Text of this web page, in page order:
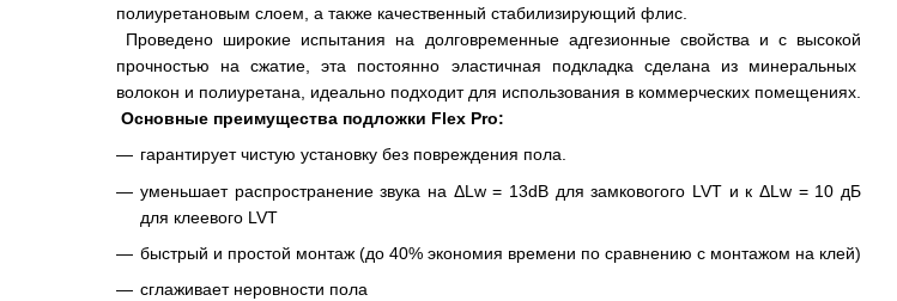
полиуретановым слоем, а также качественный стабилизирующий флис.
Проведено широкие испытания на долговременные адгезионные свойства и с высокой
прочностью на сжатие, эта постоянно эластичная подкладка сделана из минеральных
волокон и полиуретана, идеально подходит для использования в коммерческих помещениях.
Основные преимущества подложки Flex Pro:
гарантирует чистую установку без повреждения пола.
уменьшает распространение звука на ΔLw = 13dB для замковогого LVT и к ΔLw = 10 дБ
для клеевого LVT
быстрый и простой монтаж (до 40% экономия времени по сравнению с монтажом на клей)
сглаживает неровности пола